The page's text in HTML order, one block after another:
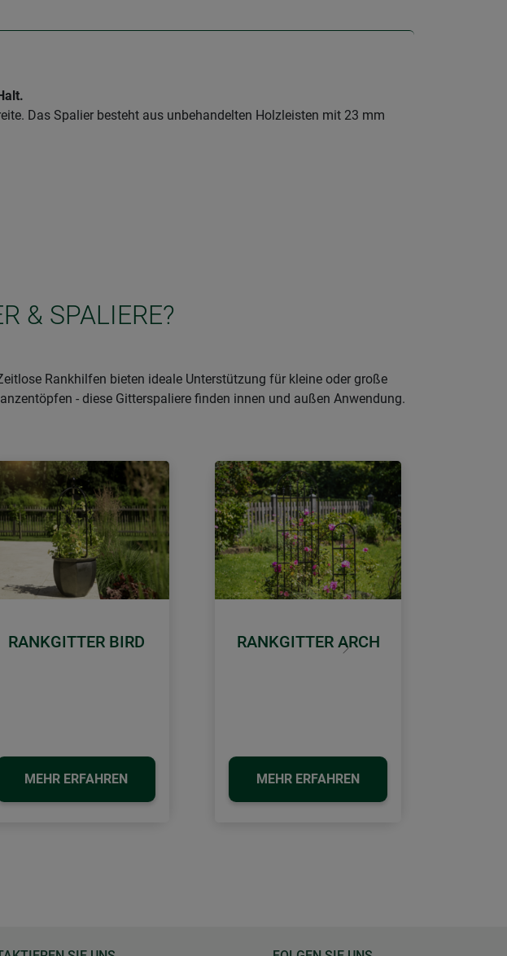
Das Spalier besteht aus unbehandelten Holzleisten mit 23 mm
& SPALIERE?
Rankhilfen bieten ideale Unterstützung für kleine oder große
- diese Gitterspaliere finden innen und außen Anwendung.
RANKGITTER BIRD
MEHR ERFAHREN
RANKGITTER ARCH
MEHR ERFAHREN
Weiter